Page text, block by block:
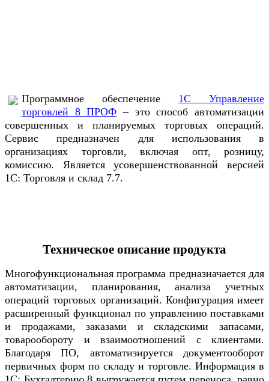
Программное обеспечение 1С Управление
торговлей 8 ПРОФ – это способ автоматизации
совершенных и планируемых торговых операций.
Сервис предназначен для использования в
организациях торговли, включая опт, розницу,
комиссию. Является усовершенствованной версией
1С: Торговля и склад 7.7.
Техническое описание продукта
Многофункциональная программа предназначается для
автоматизации, планирования, анализа учетных
операций торговых организаций. Конфигурация имеет
расширенный функционал по управлению поставками
и продажами, заказами и складскими запасами,
товарообороту и взаимоотношений с клиентами.
Благодаря ПО, автоматизируется документооборот
первичных форм по складу и торговле. Информация в